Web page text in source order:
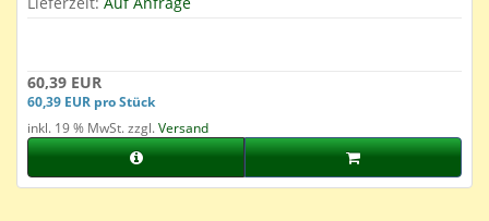
60,39 EUR
60,39 EUR pro Stück
inkl. 19 % MwSt. zzgl.Versand